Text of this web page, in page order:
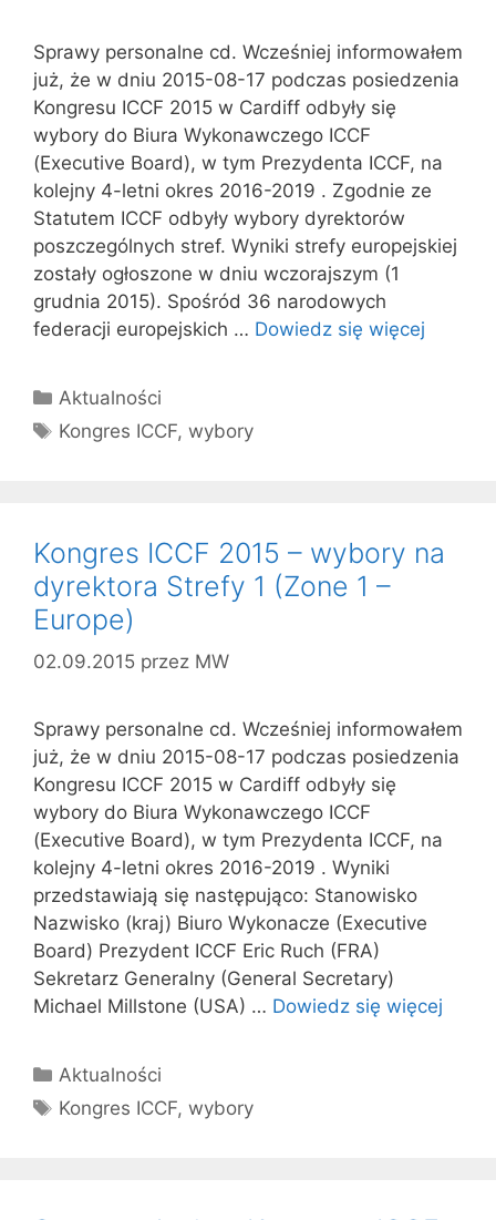
Sprawy personalne cd. Wcześniej informowałem
już, że w dniu 2015-08-17 podczas posiedzenia
Kongresu ICCF 2015 w Cardiff odbyły się
wybory do Biura Wykonawczego ICCF
(Executive Board), w tym Prezydenta ICCF, na
kolejny 4-letni okres 2016-2019 . Zgodnie ze
Statutem ICCF odbyły wybory dyrektorów
poszczególnych stref. Wyniki strefy europejskiej
zostały ogłoszone w dniu wczorajszym (1
grudnia 2015). Spośród 36 narodowych
federacji europejskich … Dowiedz się więcej
Kategorie
Aktualności
Tagi
Kongres ICCF,wybory
Kongres ICCF 2015 – wybory na
dyrektora Strefy 1 (Zone 1 –
Europe)
02.09.2015 przez MW
Sprawy personalne cd. Wcześniej informowałem
już, że w dniu 2015-08-17 podczas posiedzenia
Kongresu ICCF 2015 w Cardiff odbyły się
wybory do Biura Wykonawczego ICCF
(Executive Board), w tym Prezydenta ICCF, na
kolejny 4-letni okres 2016-2019 . Wyniki
przedstawiają się następująco: Stanowisko
Nazwisko (kraj) Biuro Wykonacze (Executive
Board) Prezydent ICCF Eric Ruch (FRA)
Sekretarz Generalny (General Secretary)
Michael Millstone (USA) … Dowiedz się więcej
Kategorie
Aktualności
Tagi
Kongres ICCF,wybory